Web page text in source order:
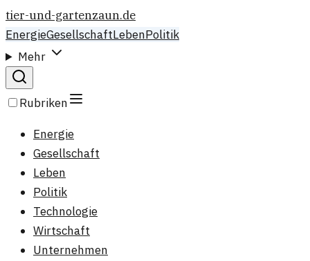
tier-und-gartenzaun.de
EnergieGesellschaftLebenPolitik
Mehr
Rubriken
Energie
Gesellschaft
Leben
Politik
Technologie
Wirtschaft
Unternehmen